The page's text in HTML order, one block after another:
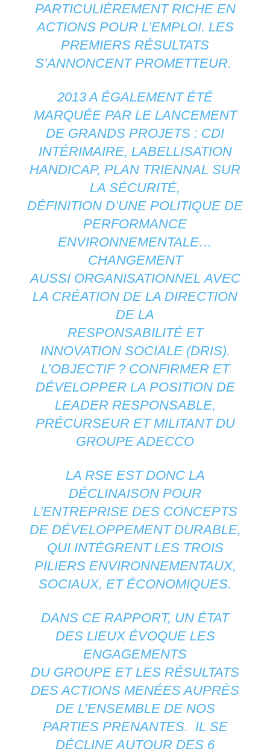
PARTICULIÈREMENT RICHE EN
ACTIONS POUR L’EMPLOI. LES
PREMIERS RÉSULTATS
S’ANNONCENT PROMETTEUR.
2013 A ÉGALEMENT ÉTÉ
MARQUÉE PAR LE LANCEMENT
DE GRANDS PROJETS : CDI
INTÉRIMAIRE, LABELLISATION
HANDICAP, PLAN TRIENNAL SUR
LA SÉCURITÉ,
DÉFINITION D’UNE POLITIQUE DE
PERFORMANCE
ENVIRONNEMENTALE…
CHANGEMENT
AUSSI ORGANISATIONNEL AVEC
LA CRÉATION DE LA DIRECTION
DE LA
RESPONSABILITÉ ET
INNOVATION SOCIALE (DRIS).
L’OBJECTIF ? CONFIRMER ET
DÉVELOPPER LA POSITION DE
LEADER RESPONSABLE,
PRÉCURSEUR ET MILITANT DU
GROUPE ADECCO
LA RSE EST DONC LA
DÉCLINAISON POUR
L’ENTREPRISE DES CONCEPTS
DE DÉVELOPPEMENT DURABLE,
QUI INTÈGRENT LES TROIS
PILIERS ENVIRONNEMENTAUX,
SOCIAUX, ET ÉCONOMIQUES.
DANS CE RAPPORT, UN ÉTAT
DES LIEUX ÉVOQUE LES
ENGAGEMENTS
DU GROUPE ET LES RÉSULTATS
DES ACTIONS MENÉES AUPRÈS
DE L’ENSEMBLE DE NOS
PARTIES PRENANTES. IL SE
DÉCLINE AUTOUR DES 6